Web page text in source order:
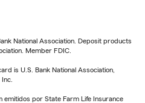
National Association. Deposit products
Member FDIC.
is U.S. Bank National Association,
emitidos por State Farm Life Insurance